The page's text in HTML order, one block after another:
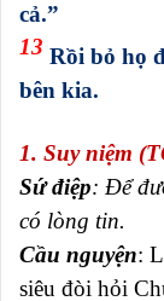
cả.”
13 Rồi bỏ họ
bên kia.
1. Suy niệm
Sứ điệp: Để
có lòng tin.
Cầu nguyện:
siêu đòi hỏi